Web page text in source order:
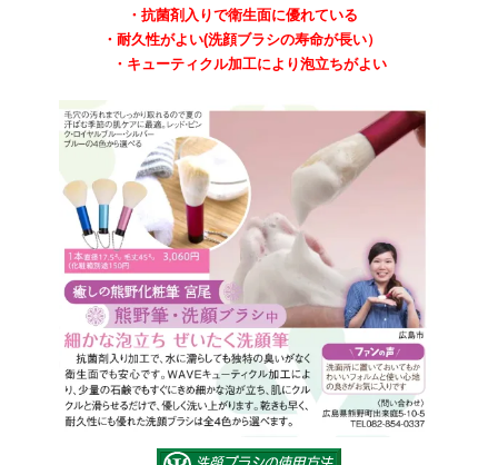
・抗菌剤入りで衛生面に優れている
・耐久性がよい(洗顔ブラシの寿命が長い）
・キューティクル加工により泡立ちがよい